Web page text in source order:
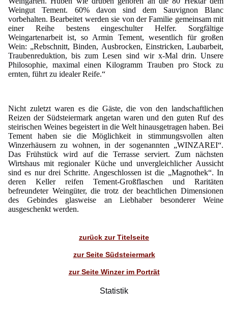
Weingut Tement. 60% davon sind dem Sauvignon Blanc
vorbehalten. Bearbeitet werden sie von der Familie gemeinsam mit
einer Reihe bestens eingeschulter Helfer. Sorgfältige
Weingartenarbeit ist, so Armin Tement, wesentlich für großen
Wein: „Rebschnitt, Binden, Ausbrocken, Einstricken, Laubarbeit,
Traubenreduktion, bis zum Lesen sind wir x-Mal drin. Unsere
Philosophie, maximal einen Kilogramm Trauben pro Stock zu
ernten, führt zu idealer Reife.“
Nicht zuletzt waren es die Gäste, die von den landschaftlichen
Reizen der Südsteiermark angetan waren und den guten Ruf des
steirischen Weines begeistert in die Welt hinausgetragen haben. Bei
Tement haben sie die Möglichkeit in stimmungsvollen alten
Winzerhäusern zu wohnen, in der sogenannten „WINZAREI“.
Das Frühstück wird auf die Terrasse serviert. Zum nächsten
Wirtshaus mit regionaler Küche und unvergleichlicher Aussicht
sind es nur drei Schritte. Angeschlossen ist die „Magnothek“. In
deren Keller reifen Tement-Großflaschen und Raritäten
befreundeter Weingüter, die trotz der beachtlichen Dimensionen
des Gebindes glasweise an Liebhaber besonderer Weine
ausgeschenkt werden.
zurück zur Titelseite
zur Seite Südsteiermark
zur Seite Winzer im Porträt
Statistik